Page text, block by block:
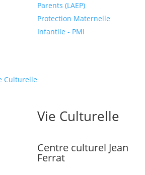
Parents (LAEP)
Protection Maternelle
Infantile - PMI
Culturelle
Vie Culturelle
Centre culturel Jean
Ferrat